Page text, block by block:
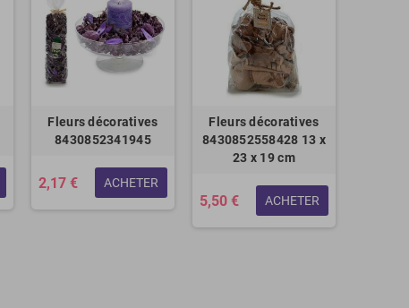
Fleurs décoratives
8430852341945
2,17 € ACHETER
Fleurs décoratives
8430852558428 13 x
23 x 19 cm
5,50 € ACHETER